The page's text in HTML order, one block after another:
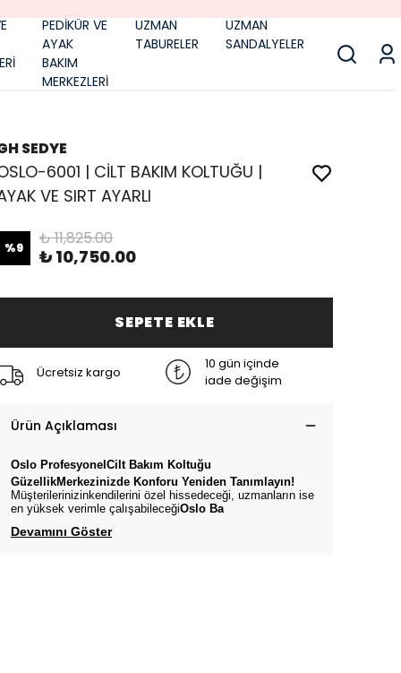
PEDİKÜR VE
AYAK
BAKIM
MERKEZLERİ
UZMAN
TABURELER
UZMAN
SANDALYELER
SEDYE
6001 | CİLT BAKIM KOLTUĞU |
VE SIRT AYARLI
%9 ₺ 11,825.00
₺ 10,750.00
SEPETE EKLE
Ücretsiz kargo
10 gün içinde
iade değişim
Ürün Açıklaması
Oslo ProfesyonelCilt Bakım Koltuğu
GüzellikMerkezinizde Konforu Yeniden Tanımlayın!
Müşterilerinizinkendilerini özel hissedeceği, uzmanların ise
en yüksek verimle çalışabileceğiOslo Ba
Devamını Göster